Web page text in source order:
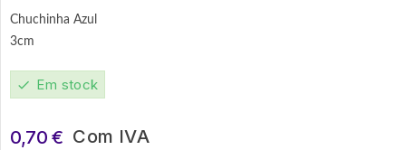
Chuchinha Azul
3cm
check Em stock
0,70 € Com IVA